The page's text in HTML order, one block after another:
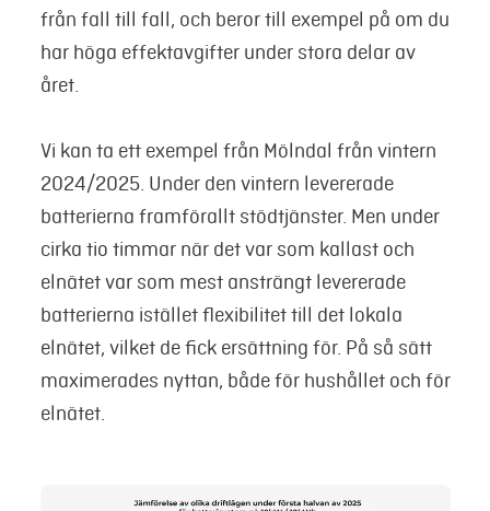
från fall till fall, och beror till exempel på om du
har höga effektavgifter under stora delar av
året.
Vi kan ta ett exempel från Mölndal från vintern
2024/2025. Under den vintern levererade
batterierna framförallt stödtjänster. Men under
cirka tio timmar när det var som kallast och
elnätet var som mest ansträngt levererade
batterierna istället flexibilitet till det lokala
elnätet, vilket de fick ersättning för. På så sätt
maximerades nyttan, både för hushållet och för
elnätet.